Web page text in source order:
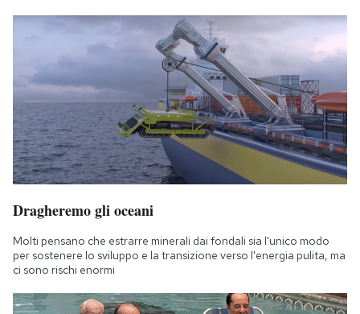
Dragheremo gli oceani
Molti pensano che estrarre minerali dai fondali sia l'unico modo
per sostenere lo sviluppo e la transizione verso l'energia pulita, ma
ci sono rischi enormi